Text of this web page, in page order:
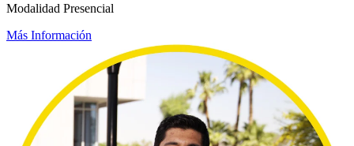
Modalidad Presencial
Más Información